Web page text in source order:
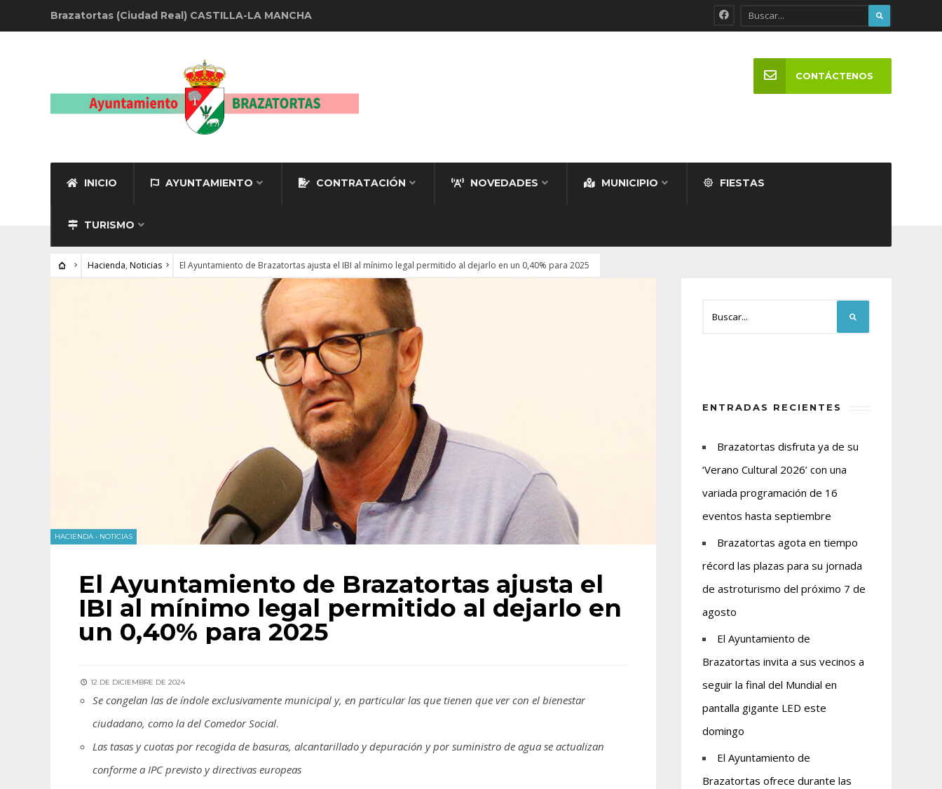
Brazatortas (Ciudad Real) CASTILLA-LA MANCHA
INICIO AYUNTAMIENTO CONTRATACIÓN NOVEDADES MUNICIPIO FIESTAS
TURISMO
CONTÁCTENOS
Hacienda, Noticias El Ayuntamiento de Brazatortas ajusta el IBI al mínimo legal permitido al dejarlo en un 0,40% para 2025
HACIENDA • NOTICIAS
El Ayuntamiento de Brazatortas ajusta el
IBI al mínimo legal permitido al dejarlo en
un 0,40% para 2025
12 DE DICIEMBRE DE 2024
Se congelan las de índole exclusivamente municipal y, en particular las que tienen que ver con el bienestar
ciudadano, como la del Comedor Social.
Las tasas y cuotas por recogida de basuras, alcantarillado y depuración y por suministro de agua se actualizan
conforme a IPC previsto y directivas europeas
ENTRADAS RECIENTES
Brazatortas disfruta ya de su
‘Verano Cultural 2026’ con una
variada programación de 16
eventos hasta septiembre
Brazatortas agota en tiempo
récord las plazas para su jornada
de astroturismo del próximo 7 de
agosto
El Ayuntamiento de
Brazatortas invita a sus vecinos a
seguir la final del Mundial en
pantalla gigante LED este
domingo
El Ayuntamiento de
Brazatortas ofrece durante las